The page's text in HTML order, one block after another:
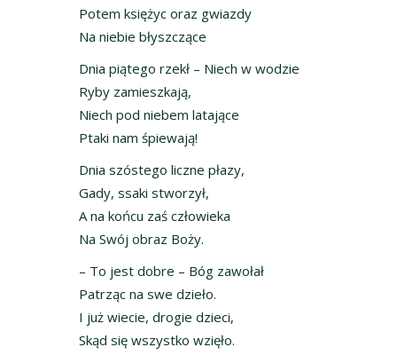
Potem księżyc oraz gwiazdy
Na niebie błyszczące
Dnia piątego rzekł – Niech w wodzie
Ryby zamieszkają,
Niech pod niebem latające
Ptaki nam śpiewają!
Dnia szóstego liczne płazy,
Gady, ssaki stworzył,
A na końcu zaś człowieka
Na Swój obraz Boży.
– To jest dobre – Bóg zawołał
Patrząc na swe dzieło.
I już wiecie, drogie dzieci,
Skąd się wszystko wzięło.